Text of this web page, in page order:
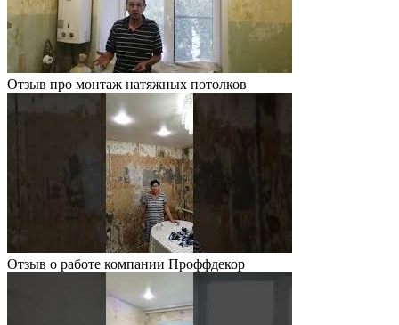
Отзыв про монтаж натяжных потолков
Отзыв о работе компании Проффдекор